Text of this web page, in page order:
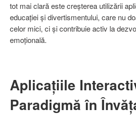
tot mai clară este creșterea utilizării
educației și divertismentului, care nu
celor mici, ci și contribuie activ la
emoțională.
Aplicațiile
Paradigmă în